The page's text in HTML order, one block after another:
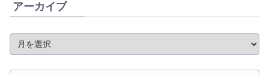
アーカイブ